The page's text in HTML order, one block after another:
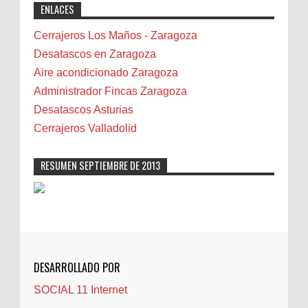
professional solutions. Highly recommended!"
Bicicletas
Bilbao
Biota
Camareta
Cáncer
Carmela Sauras
Carnavales
Castellón
Cerrajeros
Cocinas
Comentarios de la afición
ENLACES
Cerrajeros Los Maños - Zaragoza
Desatascos en Zaragoza
Aire acondicionado Zaragoza
Administrador Fincas Zaragoza
Desatascos Asturias
Cerrajeros Valladolid
RESUMEN SEPTIEMBRE DE 2013
DESARROLLADO POR
SOCIAL 11 Internet